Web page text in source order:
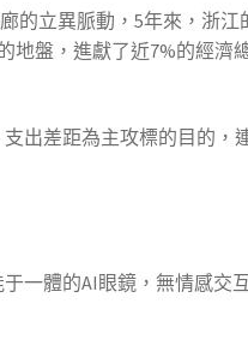
的立異脈動，5年來，浙江
地盤，進獻了近7%的經濟
出差距為主攻標的目的，
于一體的AI眼鏡，無情感